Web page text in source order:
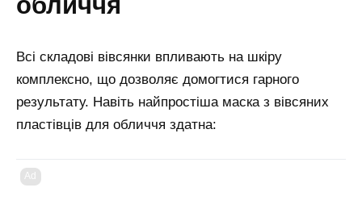
Всі складові вівсянки впливають на шкіру
комплексно, що дозволяє домогтися гарного
результату. Навіть найпростіша маска з вівсяних
пластівців для обличчя здатна:
Ad